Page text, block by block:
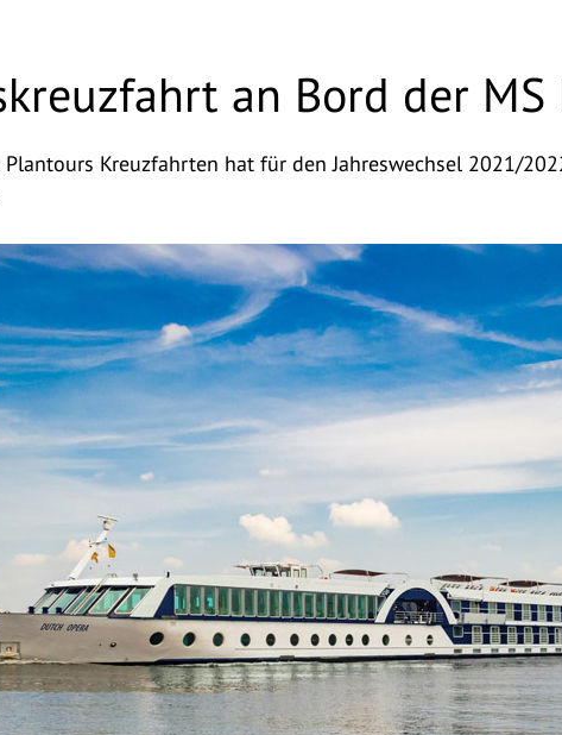
an Bord der MS
Kreuzfahrten hat für den Jahreswechsel 2021/